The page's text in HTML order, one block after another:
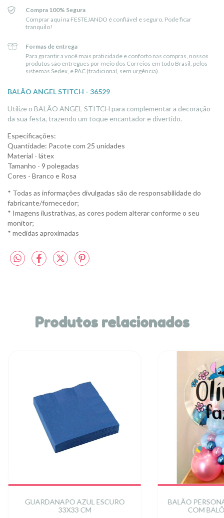
Compra 100% Segura
Comprar aqui na FESTEJANDO é confiável e seguro. Pode ficar
tranquilo!
Formas de entrega
Para garantir a você mais praticidade e conforto nas compras, nossos
produtos são entregues por meio dos Correios em todo Brasil, pelos
sistemas Sedex, e PAC (tradicional, sem urgência).
BALÃO ANGEL STITCH - 36529
Utilize o BALÃO ANGEL STITCH para complementar a decoração
da sua festa, trazendo um toque encantador e divertido.
Especificações:
Quantidade: Pacote com 25 unidades
Material - látex
Tamanho - 9 polegadas
Cores - Branco e Rosa
* Todas as informações divulgadas são de responsabilidade do
fabricante/fornecedor;
* Imagens ilustrativas, as cores podem alterar conforme o seu
monitor;
* medidas aproximadas
Produtos relacionados
GUARDANAPO AZUL ESCURO
33X33 CM
BALÃO
COM